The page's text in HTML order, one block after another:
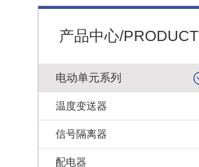
产品中心/PRODUCT
电动单元系列
温度变送器
信号隔离器
配电器